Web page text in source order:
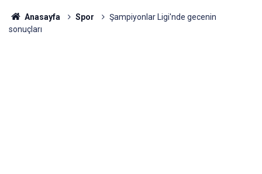
Anasayfa Spor
Şampiyonlar Ligi'nde gecenin
sonuçları